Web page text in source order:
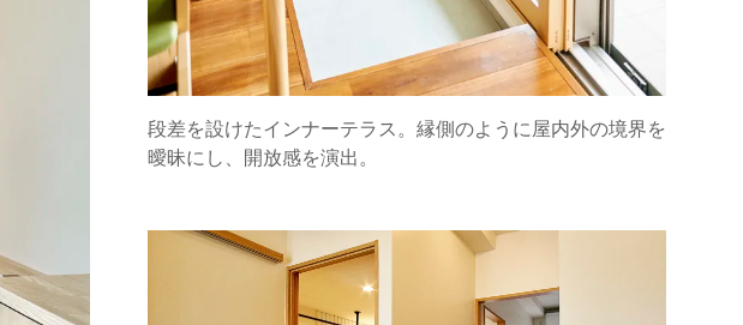
段差を設けたインナーテラス。縁側のように屋内外の境界を
曖昧にし、開放感を演出。